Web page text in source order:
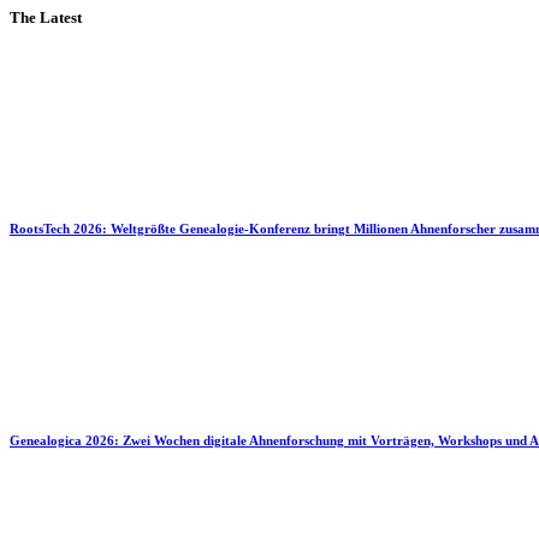
The Latest
RootsTech 2026: Weltgrößte Genealogie-Konferenz bringt Millionen Ahnenforscher
Genealogica 2026: Zwei Wochen digitale Ahnenforschung mit Vorträgen, Workshops und